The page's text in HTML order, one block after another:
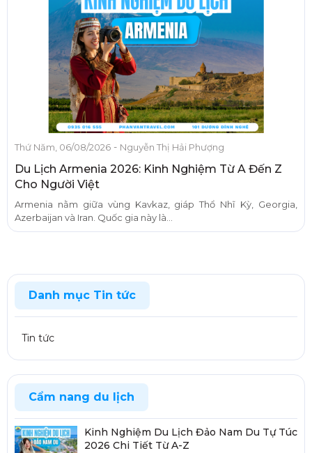
Thứ Năm, 06/08/2026 - Nguyễn Thị Hải Phượng
Du Lịch Armenia 2026: Kinh Nghiệm Từ A Đến Z
Cho Người Việt
Armenia nằm giữa vùng Kavkaz, giáp Thổ Nhĩ Kỳ, Georgia,
Azerbaijan và Iran. Quốc gia này là...
Danh mục Tin tức
Tin tức
Cẩm nang du lịch
Kinh Nghiệm Du Lịch Đảo Nam Du Tự Túc
2026 Chi Tiết Từ A-Z